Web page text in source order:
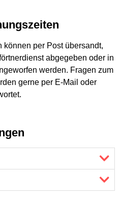
können per Post übersandt,
abgegeben oder in
werden. Fragen zum
gerne per E-Mail oder